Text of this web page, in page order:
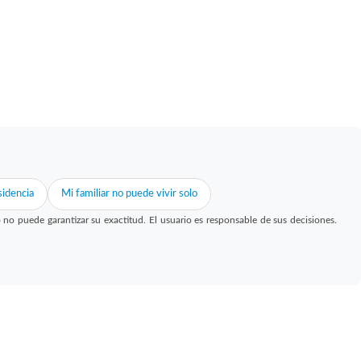
Mi familiar no puede vivir solo
puede garantizar su exactitud. El usuario es responsable de sus decisiones.